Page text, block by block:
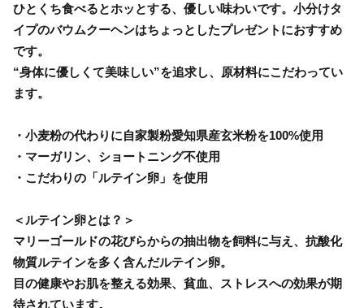
ひとくち食べるとホッとする、優しい味わいです。小分けタ
イプのバウムクーヘンはちょっとしたプレゼントにおすすめ
です。
“身体に優しくて美味しい”を追求し、原材料にこだわってい
ます。
・小麦粉の代わりに自家製粉愛知県産玄米粉を100%使用
・マーガリン、ショートニング不使用
・こだわりの「ルテイン卵」を使用
＜ルテイン卵とは？＞
マリーゴールドの花びらからの抽出物を飼料に与え、抗酸化
物質ルテインを多く含んだルテイン卵。
目の健康やお肌を整える効果、貧血、ストレスへの効果が期
待されています。